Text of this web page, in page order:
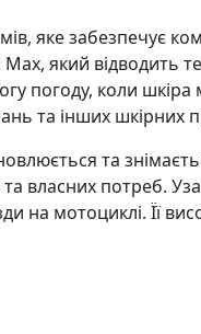
яке забезпечує
який відводить
погоду, коли
та інших шкірних
та
потреб.
мотоциклі. Її